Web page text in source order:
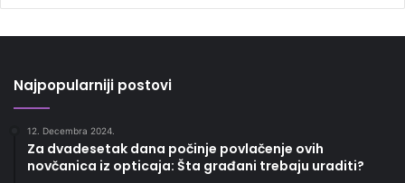
Najpopularniji postovi
12. Decembra 2024.
Za dvadesetak dana počinje povlačenje ovih
novčanica iz opticaja: Šta građani trebaju uraditi?